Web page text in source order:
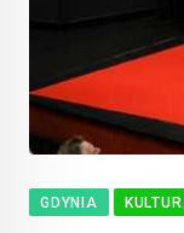
GDYNIA